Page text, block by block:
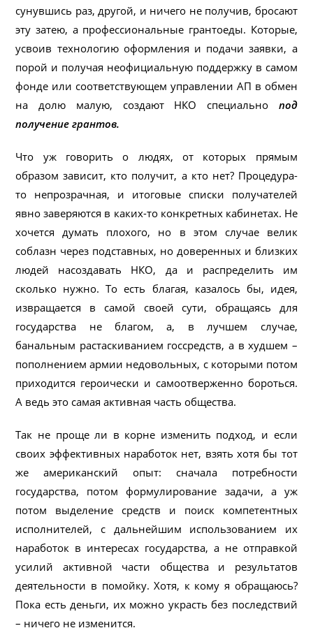
сунувшись раз, другой, и ничего не получив, бросают
эту затею, а профессиональные грантоеды. Которые,
усвоив технологию оформления и подачи заявки, а
порой и получая неофициальную поддержку в самом
фонде или соответствующем управлении АП в обмен
на долю малую, создают НКО специально под
получение грантов.
Что уж говорить о людях, от которых прямым
образом зависит, кто получит, а кто нет? Процедура-
то непрозрачная, и итоговые списки получателей
явно заверяются в каких-то конкретных кабинетах. Не
хочется думать плохого, но в этом случае велик
соблазн через подставных, но доверенных и близких
людей насоздавать НКО, да и распределить им
сколько нужно. То есть благая, казалось бы, идея,
извращается в самой своей сути, обращаясь для
государства не благом, а, в лучшем случае,
банальным растаскиванием госсредств, а в худшем –
пополнением армии недовольных, с которыми потом
приходится героически и самоотверженно бороться.
А ведь это самая активная часть общества.
Так не проще ли в корне изменить подход, и если
своих эффективных наработок нет, взять хотя бы тот
же американский опыт: сначала потребности
государства, потом формулирование задачи, а уж
потом выделение средств и поиск компетентных
исполнителей, с дальнейшим использованием их
наработок в интересах государства, а не отправкой
усилий активной части общества и результатов
деятельности в помойку. Хотя, к кому я обращаюсь?
Пока есть деньги, их можно украсть без последствий
– ничего не изменится.